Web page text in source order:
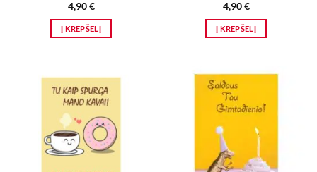
4,90€
Į KREPŠELĮ
4,90€
Į KREPŠELĮ